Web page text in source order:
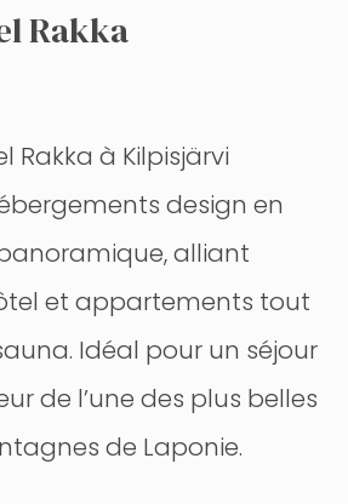
Rakka
Rakka à Kilpisjärvi
design en
alliant
et appartements tout
Idéal pour un séjour
de l’une des plus belles
de Laponie.